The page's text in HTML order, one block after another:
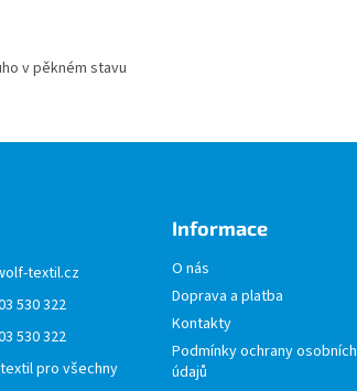
v pěkném stavu
textil.cz
530 322
530 322
pro všechny
Informace
O nás
Doprava a platba
Kontakty
Podmínky ochrany osobních
údajů